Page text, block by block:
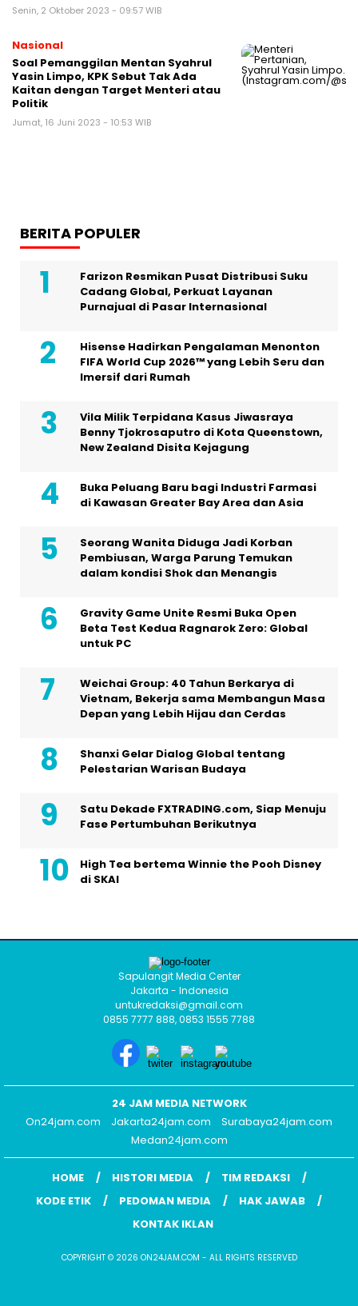
Senin, 2 Oktober 2023 - 09:57 WIB
Nasional
Soal Pemanggilan Mentan Syahrul
Yasin Limpo, KPK Sebut Tak Ada
Kaitan dengan Target Menteri atau
Politik
Jumat, 16 Juni 2023 - 10:53 WIB
BERITA POPULER
Farizon Resmikan Pusat Distribusi Suku
Cadang Global, Perkuat Layanan
Purnajual di Pasar Internasional
Hisense Hadirkan Pengalaman Menonton
FIFA World Cup 2026™ yang Lebih Seru dan
Imersif dari Rumah
Vila Milik Terpidana Kasus Jiwasraya
Benny Tjokrosaputro di Kota Queenstown,
New Zealand Disita Kejagung
Buka Peluang Baru bagi Industri Farmasi
di Kawasan Greater Bay Area dan Asia
Seorang Wanita Diduga Jadi Korban
Pembiusan, Warga Parung Temukan
dalam kondisi Shok dan Menangis
Gravity Game Unite Resmi Buka Open
Beta Test Kedua Ragnarok Zero: Global
untuk PC
Weichai Group: 40 Tahun Berkarya di
Vietnam, Bekerja sama Membangun Masa
Depan yang Lebih Hijau dan Cerdas
Shanxi Gelar Dialog Global tentang
Pelestarian Warisan Budaya
Satu Dekade FXTRADING.com, Siap Menuju
Fase Pertumbuhan Berikutnya
High Tea bertema Winnie the Pooh Disney
di SKAI
Sapulangit Media Center
Jakarta - Indonesia
untukredaksi@gmail.com
0855 7777 888, 0853 1555 7788
24 JAM MEDIA NETWORK
On24jam.com
Jakarta24jam.com
Surabaya24jam.com
Medan24jam.com
HOME HISTORI MEDIA
TIM REDAKSI
KODE ETIK
PEDOMAN MEDIA
HAK JAWAB
KONTAK IKLAN
COPYRIGHT © 2026 ON24JAM.COM - ALL RIGHTS RESERVED